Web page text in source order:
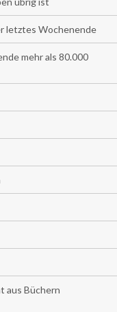
letztes Wochenende
mehr als 80.000
aus Büchern